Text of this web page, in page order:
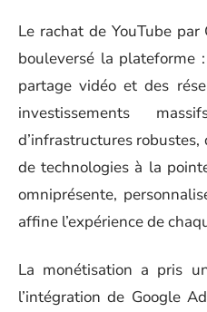
Le rachat de YouTube par
bouleversé la
partage vidéo et des
investissements
d’infrastructures robustes,
de technologies à la
omniprésente,
affine l’expérience de
La monétisation a pris
l’intégration de Google